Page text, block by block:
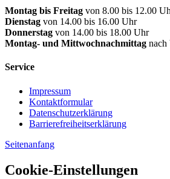
Montag bis Freitag von 8.00 bis 12.00
Dienstag von 14.00 bis 16.00 Uhr
Donnerstag von 14.00 bis 18.00 Uhr
Montag- und Mittwochnachmittag nach
Service
Impressum
Kontaktformular
Datenschutzerklärung
Barrierefreiheitserklärung
Seitenanfang
Cookie-Einstellungen